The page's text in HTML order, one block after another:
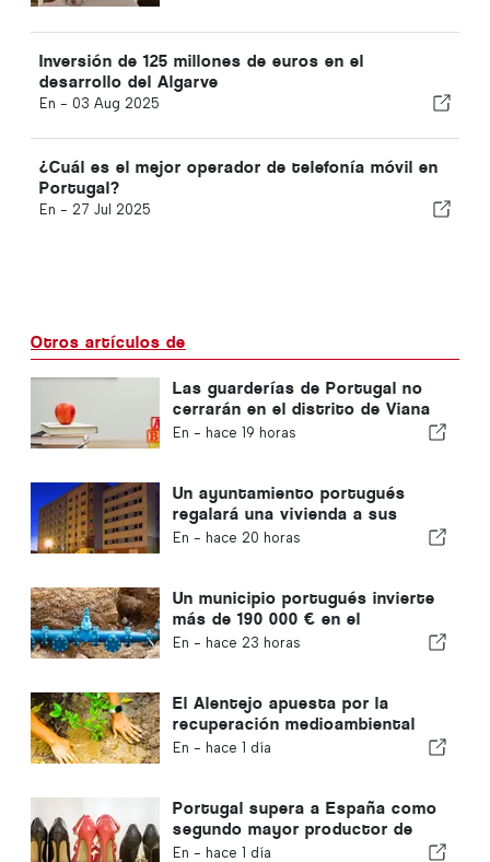
Inversión de 125 millones de euros en el
desarrollo del Algarve
En - 03 Aug 2025
¿Cuál es el mejor operador de telefonía móvil en
Portugal?
En - 27 Jul 2025
Otros artículos de
Las guarderías de Portugal no
cerrarán en el distrito de Viana
do Castelo
En - hace 19 horas
Un ayuntamiento portugués
regalará una vivienda a sus
ciudadanos
En - hace 20 horas
Un municipio portugués invierte
más de 190 000 € en el
suministro de agua
En - hace 23 horas
El Alentejo apuesta por la
recuperación medioambiental
con fondos europeos
En - hace 1 día
Portugal supera a España como
segundo mayor productor de
calzado de Europa
En - hace 1 día